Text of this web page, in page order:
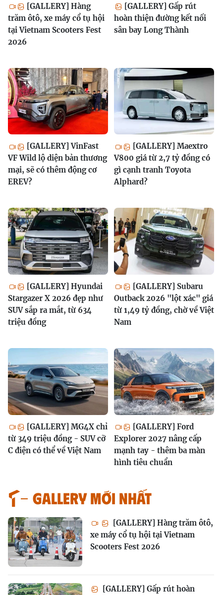
[GALLERY] Hàng
trăm ôtô, xe máy cổ tụ hội
tại Vietnam Scooters Fest
2026
[GALLERY] Gấp rút
hoàn thiện đường kết nối
sân bay Long Thành
[GALLERY] VinFast
VF Wild lộ diện bản thương
mại, sẽ có thêm động cơ
EREV?
[GALLERY] Maextro
V800 giá từ 2,7 tỷ đồng có
gì cạnh tranh Toyota
Alphard?
[GALLERY] Hyundai
Stargazer X 2026 đẹp như
SUV sắp ra mắt, từ 634
triệu đồng
[GALLERY] Subaru
Outback 2026 "lột xác" giá
từ 1,49 tỷ đồng, chờ về Việt
Nam
[GALLERY] MG4X chỉ
từ 349 triệu đồng - SUV cỡ
C điện có thể về Việt Nam
[GALLERY] Ford
Explorer 2027 nâng cấp
mạnh tay - thêm ba màn
hình tiêu chuẩn
GALLERY MỚI NHẤT
[GALLERY] Hàng trăm ôtô,
xe máy cổ tụ hội tại Vietnam
Scooters Fest 2026
[GALLERY] Gấp rút hoàn